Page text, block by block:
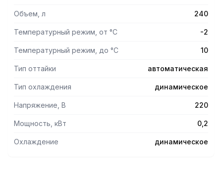
Объем, л 240
Температурный режим, от °С -2
Температурный режим, до °С 10
Тип оттайки автоматическая
Тип охлаждения динамическое
Напряжение, В 220
Мощность, кВт 0,2
Охлаждение динамическое